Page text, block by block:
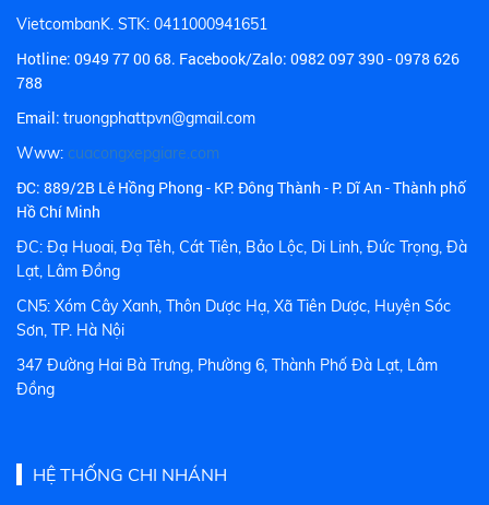
VietcombanK. STK: 0411000941651
Hotline: 0949 77 00 68. Facebook/Zalo: 0982 097 390 - 0978 626
788
Email: truongphattpvn@gmail.com
Www: cuacongxepgiare.com
ĐC: 889/2B Lê Hồng Phong - KP. Đông Thành - P. Dĩ An - Thành phố
Hồ Chí Minh
ĐC: Đạ Huoai, Đạ Tẻh, Cát Tiên, Bảo Lộc, Di Linh, Đức Trọng, Đà
Lạt, Lâm Đồng
CN5: Xóm Cây Xanh, Thôn Dược Hạ, Xã Tiên Dược, Huyện Sóc
Sơn, TP. Hà Nội
347 Đường Hai Bà Trưng, Phường 6, Thành Phố Đà Lạt, Lâm
Đồng
HỆ THỐNG CHI NHÁNH